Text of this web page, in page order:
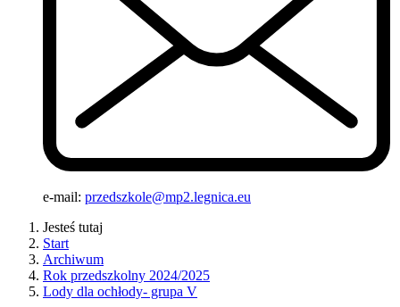
e-mail: przedszkole@mp2.legnica.eu
Jesteś tutaj
Start
Archiwum
Rok przedszkolny 2024/2025
Lody dla ochłody- grupa V